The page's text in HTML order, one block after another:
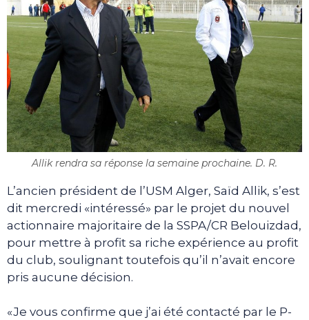
Allik rendra sa réponse la semaine prochaine. D. R.
L’ancien président de l’USM Alger, Saïd Allik, s’est
dit mercredi «intéressé» par le projet du nouvel
actionnaire majoritaire de la SSPA/CR Belouizdad,
pour mettre à profit sa riche expérience au profit
du club, soulignant toutefois qu’il n’avait encore
pris aucune décision.
«Je vous confirme que j’ai été contacté par le P-